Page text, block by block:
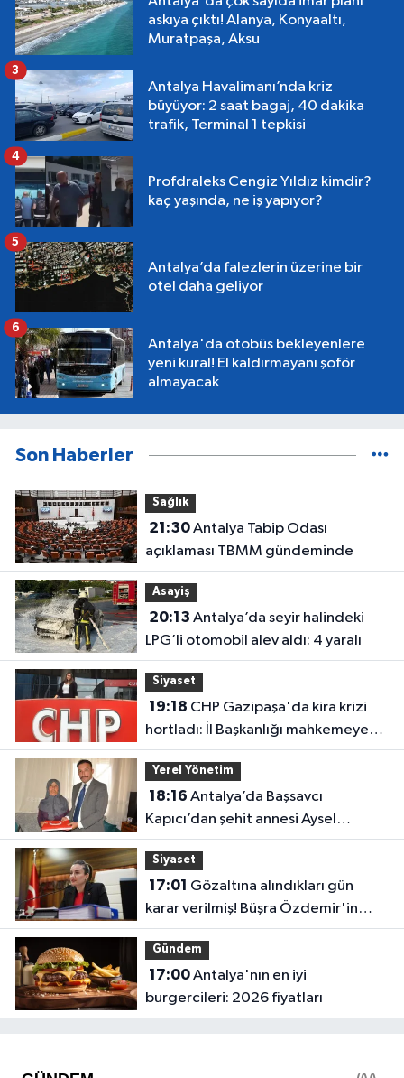
askıya çıktı! Alanya, Konyaaltı,
Muratpaşa, Aksu
Antalya Havalimanı’nda kriz
büyüyor: 2 saat bagaj, 40 dakika
trafik, Terminal 1 tepkisi
3
Profdraleks Cengiz Yıldız kimdir?
kaç yaşında, ne iş yapıyor?
4
Antalya’da falezlerin üzerine bir
otel daha geliyor
5
Antalya'da otobüs bekleyenlere
yeni kural! El kaldırmayanı şoför
almayacak
6
Son Haberler
Sağlık
21:30Antalya Tabip Odası
açıklaması TBMM gündeminde
Asayiş
20:13
LPG’li otomobil alev aldı: 4 yaralı
Siyaset
19:18
hortladı: İl Başkanlığı mahkemeye
gitti
Yerel Yönetim
18:16
Kapıcı’dan şehit annesi Aysel
Belen’e anlamlı ziyaret
Siyaset
17:01
karar verilmiş! Büşra Özdemir'in
oluru ortaya çıktı
Gündem
17:00Antalya'nın en iyi
burgercileri: 2026 fiyatları